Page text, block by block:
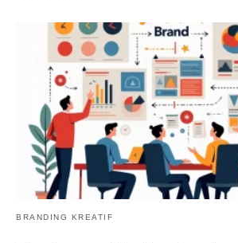
BRANDING KREATIF